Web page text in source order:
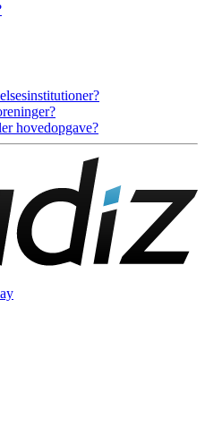
hovedopgave?